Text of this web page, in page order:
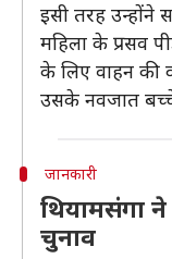
इसी तरह उन्होंने
महिला के प्रसव
के लिए वाहन की
उसके नवजात
जानकारी
थियामसंगा
चुनाव